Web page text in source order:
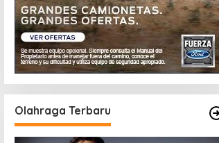
Olahraga Terbaru